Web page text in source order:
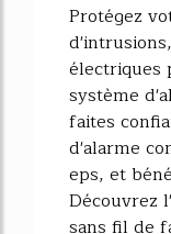
Protégez
électriques
système
faites
d'alarme
eps, et
Découvrez
sans fil de